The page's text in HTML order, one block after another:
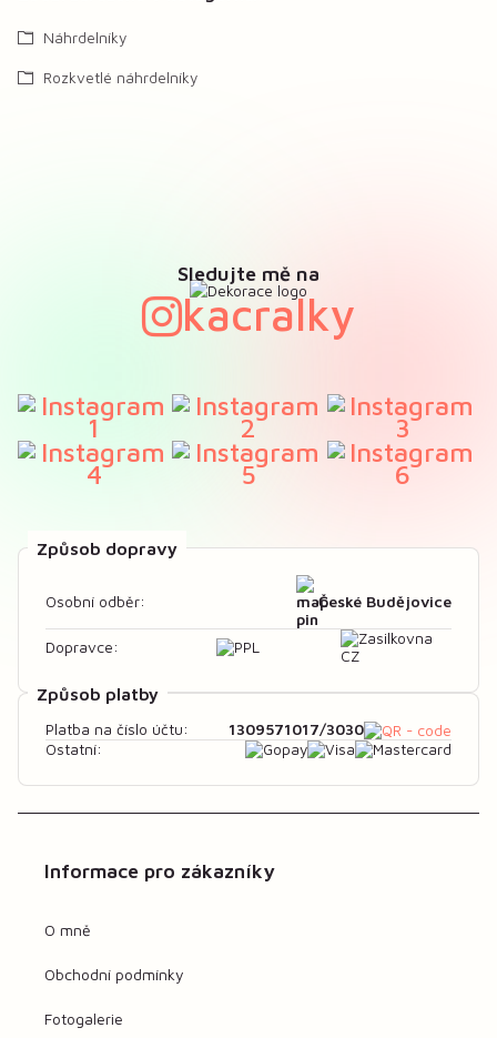
Náhrdelníky
Rozkvetlé náhrdelníky
Sledujte mě na
kacralky
Způsob dopravy
Osobní odběr: České Budějovice
Dopravce:
Způsob platby
Platba na číslo účtu: 1309571017/3030
Ostatní:
Informace pro zákazníky
O mně
Obchodní podmínky
Fotogalerie